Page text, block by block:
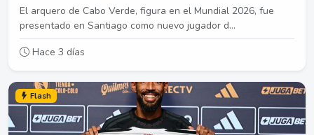
El arquero de Cabo Verde, figura en el Mundial 2026, fue
presentado en Santiago como nuevo jugador d...
Hace 3 días
Flash